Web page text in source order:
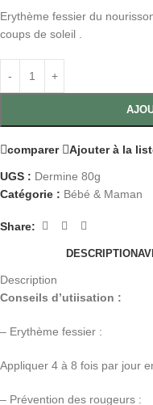
Erythème fessier du
coups de soleil .
comparer Ajouter à la
UGS : Dermine 80g
Catégorie : Bébé & Maman
Share:
DESCRIPTION
Description
Conseils d’utiisation :
– Erythème fessier :
Appliquer 4 à 8 fois par jour
– Prévention des rougeurs :